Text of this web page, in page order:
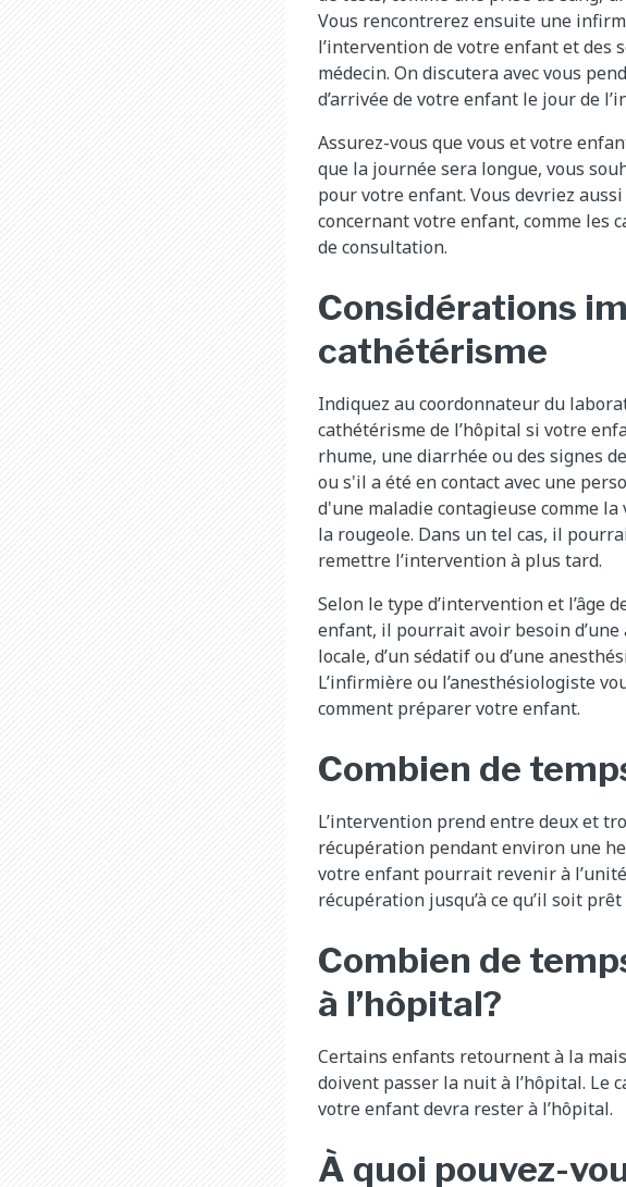
Vous rencontrerez ensuite une
l’intervention de votre enfant et des
médecin. On discutera avec vous
d’arrivée de votre enfant le jour de
Assurez-vous que vous et votre
que la journée sera longue, vous
pour votre enfant. Vous devriez
concernant votre enfant, comme les
de consultation.
Considérations
cathétérisme
Indiquez au coordonnateur du
cathétérisme de l’hôpital si votre
rhume, une diarrhée ou des signes
ou s'il a été en contact avec une
d'une maladie contagieuse comme la
la rougeole. Dans un tel cas, il
remettre l’intervention à plus tard.
Selon le type d’intervention et l’âge
enfant, il pourrait avoir besoin d’une
locale, d’un sédatif ou d’une
L’infirmière ou l’anesthésiologiste
comment préparer votre enfant.
Combien de
L’intervention prend entre deux et
récupération pendant environ une
votre enfant pourrait revenir à
récupération jusqu’à ce qu’il soit
Combien de
à l’hôpital?
Certains enfants retournent à la
doivent passer la nuit à l’hôpital. Le
votre enfant devra rester à l’hôpital.
À quoi pouvez-